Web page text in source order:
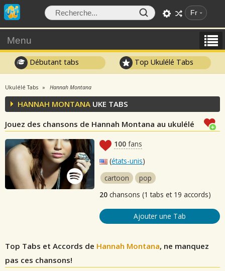
Fr
Menu
Débutant tabs Top Ukulélé Tabs
Ukulélé Tabs Hannah Montana
HANNAH MONTANA UKE TABS
Jouez des chansons de Hannah Montana au ukulélé
100 fans
(états-unis)
cartoon
pop
20 chansons (1 tabs et 19 accords)
Ajouter une Tab
Top Tabs et Accords de Hannah Montana, ne manquez
pas ces chansons!